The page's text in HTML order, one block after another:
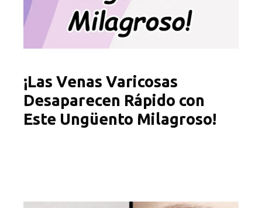
¡Las Venas Varicosas
Desaparecen Rápido con
Este Ungüento Milagroso!